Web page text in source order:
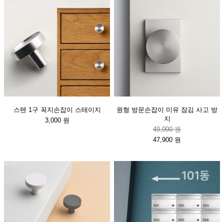
스텐 1구 꼭지손잡이 스테이지
3,000 원
원형 방문손잡이 미유 잠김 사고 방
지
49,000 원
47,900 원